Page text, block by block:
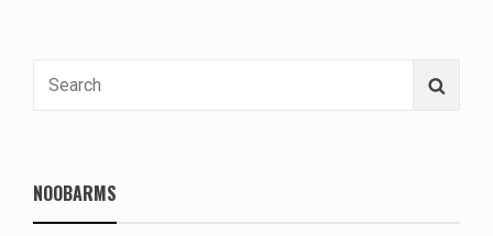
NOOBARMS